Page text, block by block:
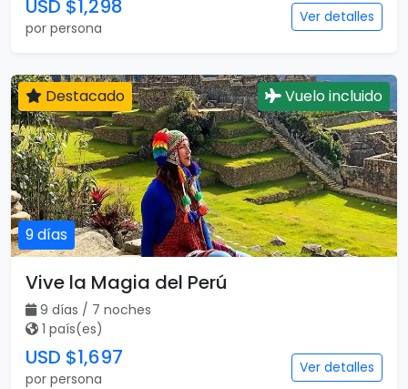
USD $1,298
por persona
Ver detalles
9 días
Destacado Vuelo incluido
Vive la Magia del Perú
9 días / 7 noches
1 país(es)
USD $1,697
por persona
Ver detalles